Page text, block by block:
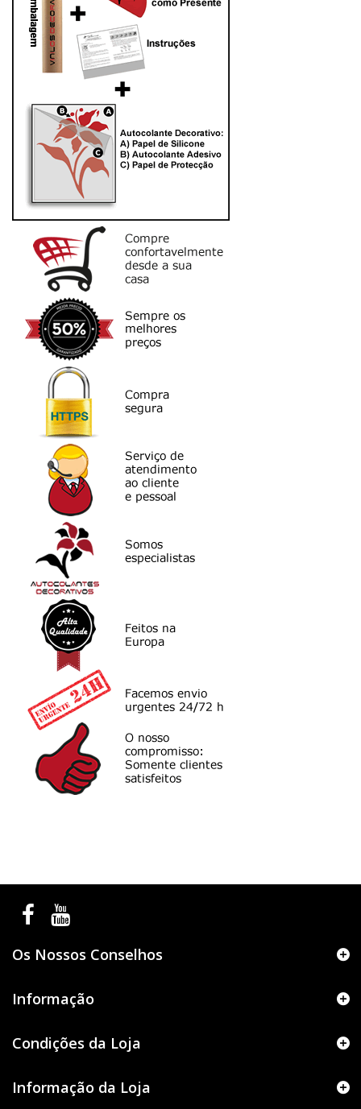
Os Nossos Conselhos
Informação
Condições da Loja
Informação da Loja